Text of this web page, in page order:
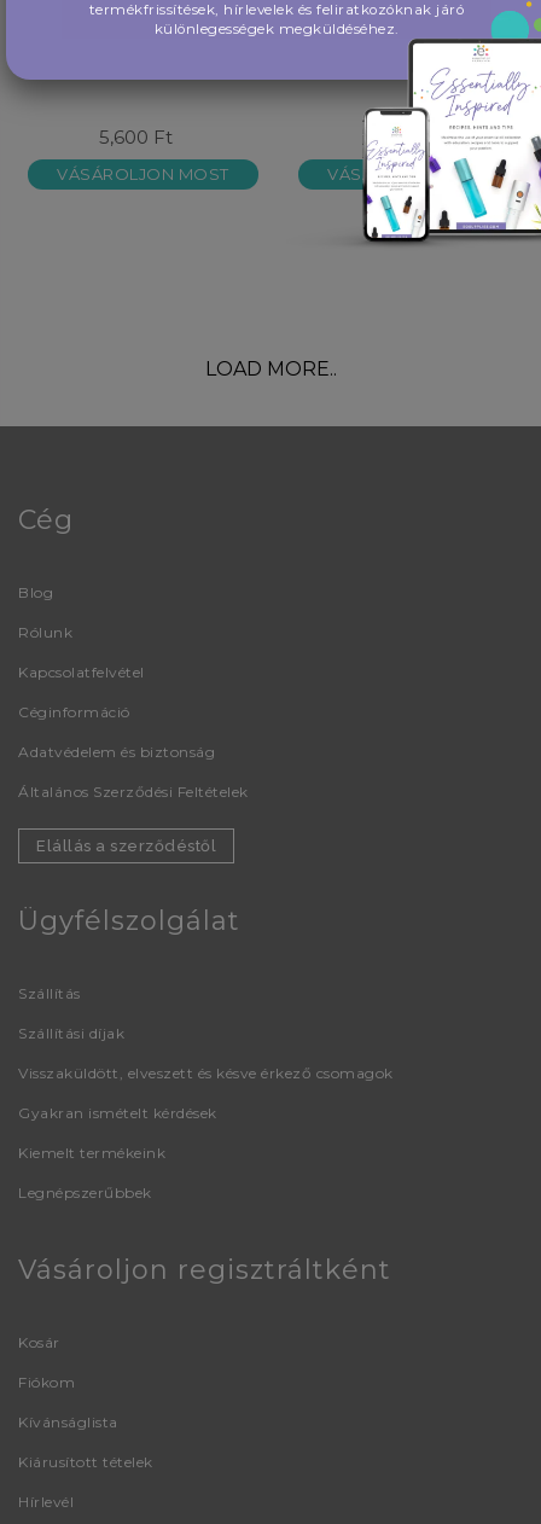
termékfrissítések, hírlevelek és feliratkozóknak járó
különlegességek megküldéséhez.
iTOVI - Red Floral
5,600 Ft
VÁSÁROLJON MOST
iTOVI - Szilikon tok - Red
5,600 Ft
VÁSÁROLJON MOST
LOAD MORE..
Cég
Blog
Rólunk
Kapcsolatfelvétel
Céginformáció
Adatvédelem és biztonság
Általános Szerződési Feltételek
Elállás a szerződéstől
Ügyfélszolgálat
Szállítás
Szállítási díjak
Visszaküldött, elveszett és késve érkező csomagok
Gyakran ismételt kérdések
Kiemelt termékeink
Legnépszerűbbek
Vásároljon regisztráltként
Kosár
Fiókom
Kívánságlista
Kiárusított tételek
Hírlevél